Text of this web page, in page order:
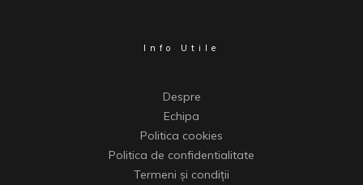
Info Utile
Despre
Echipa
Politica cookies
Politica de confidentialitate
Termeni și condiții